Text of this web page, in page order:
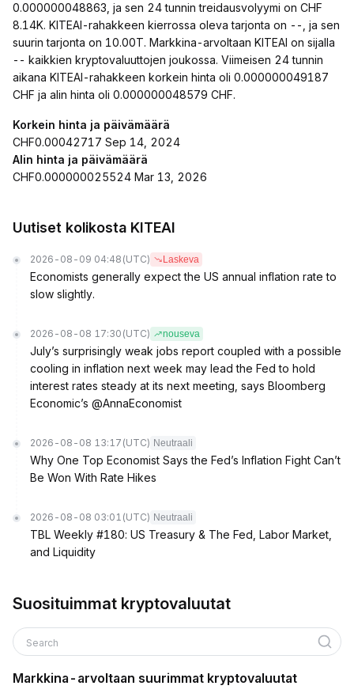
0.000000048863, ja sen 24 tunnin treidausvolyymi on CHF
8.14K. KITEAI-rahakkeen kierrossa oleva tarjonta on --, ja sen
suurin tarjonta on 10.00T. Markkina-arvoltaan KITEAI on sijalla
-- kaikkien kryptovaluuttojen joukossa. Viimeisen 24 tunnin
aikana KITEAI-rahakkeen korkein hinta oli 0.000000049187
CHF ja alin hinta oli 0.000000048579 CHF.
Korkein hinta ja päivämäärä
CHF0.00042717 Sep 14, 2024
Alin hinta ja päivämäärä
CHF0.000000025524 Mar 13, 2026
Uutiset kolikosta KITEAI
2026-08-09 04:48 (UTC) Laskeva
Economists generally expect the US annual inflation rate to
slow slightly.
2026-08-08 17:30 (UTC) nouseva
July’s surprisingly weak jobs report coupled with a possible
cooling in inflation next week may lead the Fed to hold
interest rates steady at its next meeting, says Bloomberg
Economic’s @AnnaEconomist
2026-08-08 13:17 (UTC) Neutraali
Why One Top Economist Says the Fed’s Inflation Fight Can’t
Be Won With Rate Hikes
2026-08-08 03:01 (UTC) Neutraali
TBL Weekly #180: US Treasury & The Fed, Labor Market,
and Liquidity
Suosituimmat kryptovaluutat
Search
Markkina-arvoltaan suurimmat kryptovaluutat